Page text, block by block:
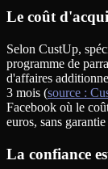
Le coût
Selon CustUp,
programme de
d'affaires
3 mois (source :
Facebook où le
euros, sans
La confiance